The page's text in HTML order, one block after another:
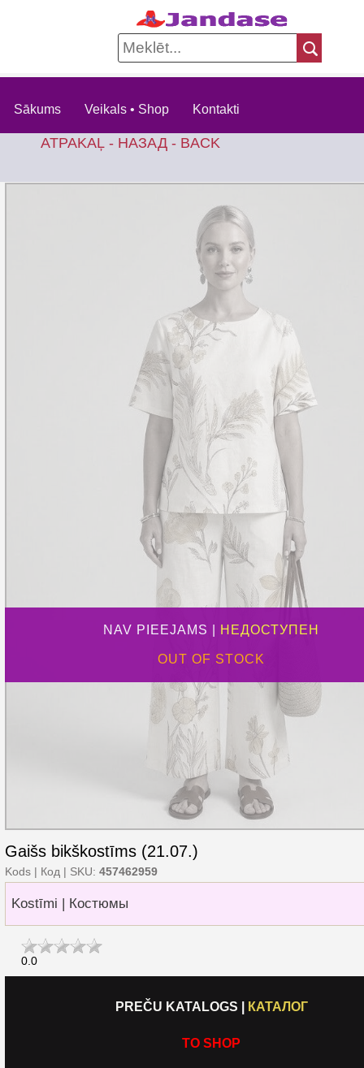
Sākums Veikals • Shop Kontakti
ATPAKAĻ - НАЗАД - BACK
NAV PIEEJAMS | НЕДОСТУПЕН
OUT OF STOCK
Gaišs bikškostīms (21.07.)
Kods | Код | SKU: 457462959
Kostīmi | Костюмы
0.0
PREČU KATALOGS КАТАЛОГ
TO SHOP